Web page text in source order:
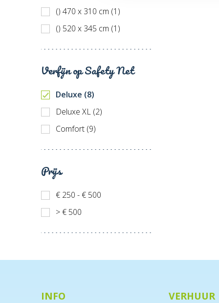
() 470 x 310 cm (1)
() 520 x 345 cm (1)
Verfijn op Safety Net
Deluxe (8)
Deluxe XL (2)
Comfort (9)
Prijs
€ 250 - € 500
> € 500
INFO VERHUUR